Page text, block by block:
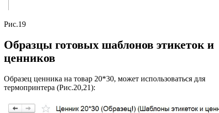
Рис.19
Образцы готовых шаблонов этикеток и
ценников
Образец ценника на товар 20*30, может использоваться для
термопринтера (Рис.20,21):